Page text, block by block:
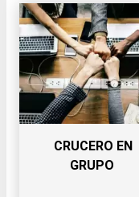
CRUCERO EN
GRUPO